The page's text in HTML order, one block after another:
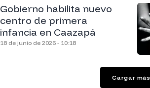
Gobierno habilita nuevo
centro de primera
infancia en Caazapá
18 de junio de 2026 - 10:18
Cargar más